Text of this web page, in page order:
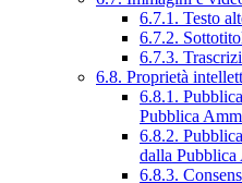
6.7.1. Testo
6.7.2.
6.7.3.
6.8. Proprietà
6.8.1.
Pubblica
6.8.2.
dalla
6.8.3.